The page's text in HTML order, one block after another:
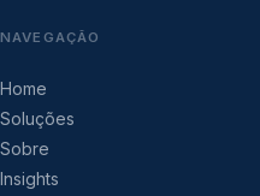
NAVEGAÇÃO
Home
Soluções
Sobre
Insights